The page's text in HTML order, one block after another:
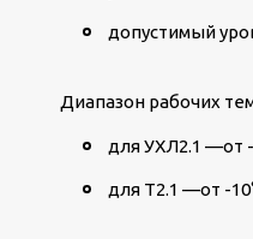
допустимый
Диапазон рабочих
для УХЛ2.1 —от -
для Т2.1 —от -